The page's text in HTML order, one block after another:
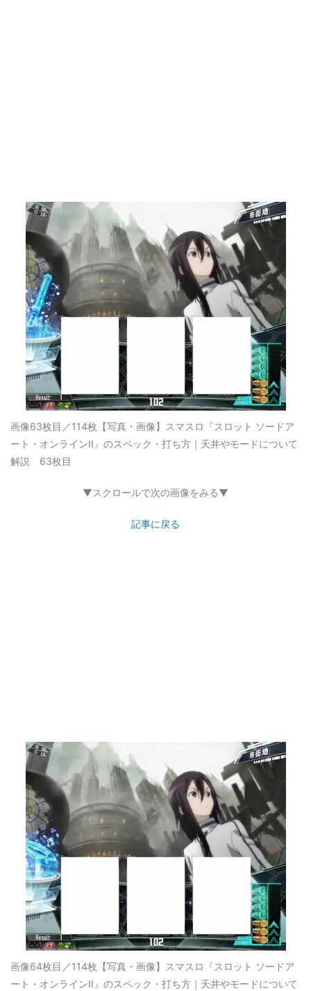
画像63枚目／114枚 【写真・画像】スマスロ『スロット ソードア
ート・オンラインII』のスペック・打ち方｜天井やモードについて
解説 63枚目
▼スクロールで次の画像をみる▼
記事に戻る
画像64枚目／114枚 【写真・画像】スマスロ『スロット ソードア
ート・オンラインII』のスペック・打ち方｜天井やモードについて